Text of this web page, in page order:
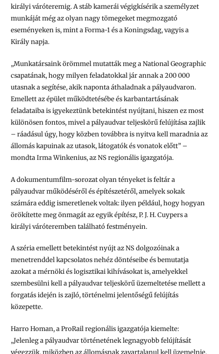
királyi váróteremig. A stáb kamerái végigkísérik a személyzet
munkáját még az olyan nagy tömegeket megmozgató
eseményeken is, mint a Forma-1 és a Koningsdag, vagyis a
Király napja.
„Munkatársaink örömmel mutatták meg a National Geographic
csapatának, hogy milyen feladatokkal jár annak a 200 000
utasnak a segítése, akik naponta áthaladnak a pályaudvaron.
Emellett az épület működtetésébe és karbantartásának
feladataiba is igyekeztünk betekintést nyújtani, hiszen ez most
különösen fontos, mivel a pályaudvar teljeskörű felújítása zajlik
– ráadásul úgy, hogy közben továbbra is nyitva kell maradnia az
állomás kapuinak az utasok, látogatók és vonatok előtt” –
mondta Irma Winkenius, az NS regionális igazgatója.
A dokumentumfilm-sorozat olyan tényeket is feltár a
pályaudvar működéséről és építészetéről, amelyek sokak
számára eddig ismeretlenek voltak: ilyen például, hogy hogyan
örökítette meg önmagát az egyik építész, P. J. H. Cuypers a
királyi váróteremben található festményein.
A széria emellett betekintést nyújt az NS dolgozóinak a
menetrenddel kapcsolatos nehéz döntéseibe és bemutatja
azokat a mérnöki és logisztikai kihívásokat is, amelyekkel
szembesülni kell a pályaudvar teljeskörű üzemeltetése mellett a
forgatás idején is zajló, történelmi jelentőségű felújítás
közepette.
Harro Homan, a ProRail regionális igazgatója kiemelte:
„Jelenleg a pályaudvar történetének legnagyobb felújítását